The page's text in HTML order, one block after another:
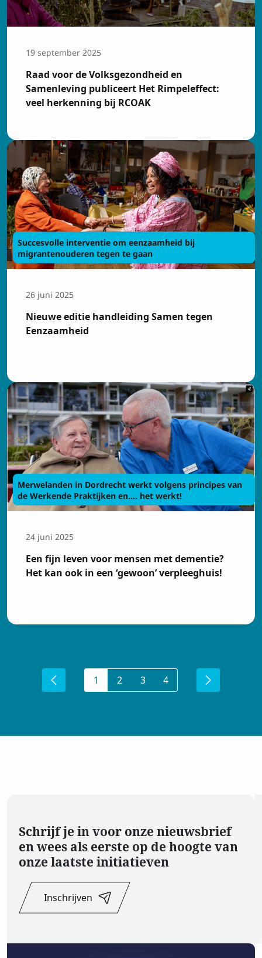
19 september 2025
Raad voor de Volksgezondheid en
Samenleving publiceert Het Rimpeleffect:
veel herkenning bij RCOAK
Succesvolle interventie om eenzaamheid bij
migrantenouderen tegen te gaan
26 juni 2025
Nieuwe editie handleiding Samen tegen
Eenzaamheid
Merwelanden in Dordrecht werkt volgens principes van
de Werkende Praktijken en.... het werkt!
24 juni 2025
Een fijn leven voor mensen met dementie?
Het kan ook in een ‘gewoon’ verpleeghuis!
1 2 3 4
Schrijf je in voor onze nieuwsbrief
en wees als eerste op de hoogte van
onze laatste initiatieven
Inschrijven
Voornaam
Achtenaam
PrivacyIk ga akkoord met devoorwaarden
Inschrijven